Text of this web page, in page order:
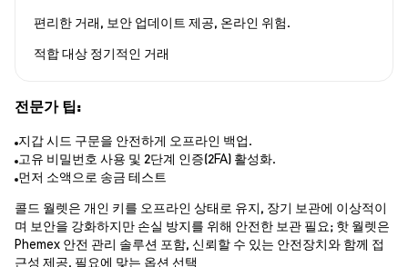
편리한 거래, 보안 업데이트 제공, 온라인 위험.
적합 대상 정기적인 거래
전문가 팁:
지갑 시드 구문을 안전하게 오프라인 백업.
고유 비밀번호 사용 및 2단계 인증(2FA) 활성화.
먼저 소액으로 송금 테스트
콜드 월렛은 개인 키를 오프라인 상태로 유지, 장기 보관에 이상적이
며 보안을 강화하지만 손실 방지를 위해 안전한 보관 필요; 핫 월렛은
Phemex 안전 관리 솔루션 포함, 신뢰할 수 있는 안전장치와 함께 접
근성 제공. 필요에 맞는 옵션 선택